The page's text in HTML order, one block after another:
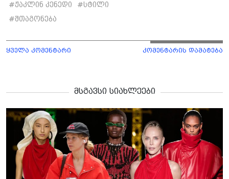
#ჟაკლინ კენედი #სტილი
#შთაგონება
ყველა კომენტარი კომენტარის დამატება
მსგავსი სიახლეები